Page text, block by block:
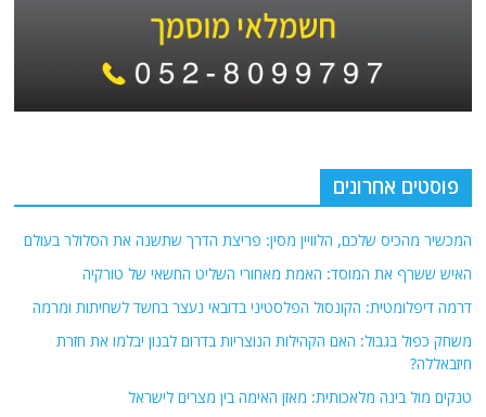
פוסטים אחרונים
המכשיר מהכיס שלכם, הלוויין מסין: פריצת הדרך שתשנה את הסלולר בעולם
האיש ששרף את המוסד: האמת מאחורי השליט החשאי של טורקיה
דרמה דיפלומטית: הקונסול הפלסטיני בדובאי נעצר בחשד לשחיתות ומרמה
משחק כפול בגבול: האם הקהילות הנוצריות בדרום לבנון יבלמו את חזרת
חיזבאללה?
טנקים מול בינה מלאכותית: מאזן האימה בין מצרים לישראל